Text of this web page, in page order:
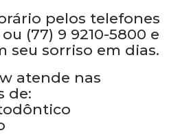
pelos telefones
(77) 9 9210-5800 e
seu sorriso em dias.
atende nas
de: